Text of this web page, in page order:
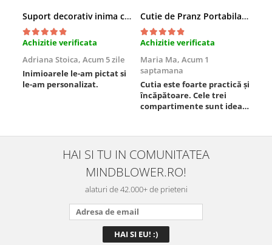
Suport decorativ inima cu mesaje, Cadou cu suflet
Achizitie verificata
Adriana Stoica, Acum 5 zile
Inimioarele le-am pictat si
le-am personalizat.
Cutie de Pranz Portabila cu Compartimente
Achizitie verificata
Maria Ma, Acum 1
saptamana
Cutia este foarte practică și
încăpătoare. Cele trei
compartimente sunt ideale
este sigură, fără scurgeri. O
folosesc aproape zilnic la
serviciu și sunt foarte
mulțumită.
HAI SI TU IN COMUNITATEA
MINDBLOWER.RO!
alaturi de 42.000+ de prieteni